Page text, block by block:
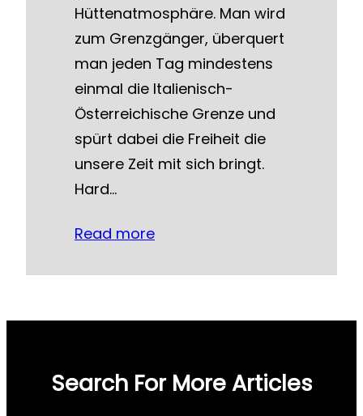
Hüttenatmosphäre. Man wird
zum Grenzgänger, überquert
man jeden Tag mindestens
einmal die Italienisch-
Österreichische Grenze und
spürt dabei die Freiheit die
unsere Zeit mit sich bringt.
Hard…
Read more
Search For More Articles